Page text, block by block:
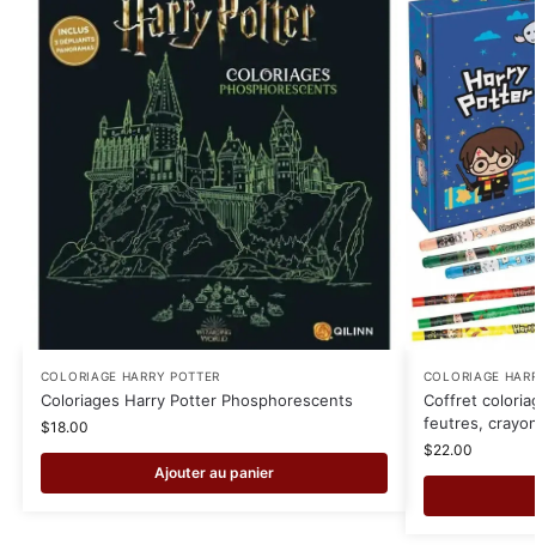
COLORIAGE HARRY POTTER
Coloriages Harry Potter Phosphorescents
$18.00
Ajouter au panier
COLORIAGE
Coffret
feutres,
$22.00